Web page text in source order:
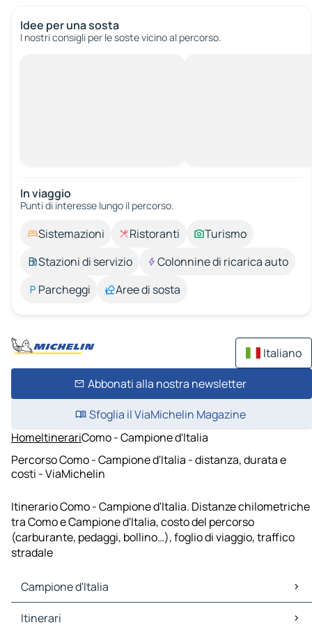
Idee per una sosta
I nostri consigli per le soste vicino al percorso.
In viaggio
Punti di interesse lungo il percorso.
Sistemazioni Ristoranti
Turismo
Stazioni di servizio
Colonnine di ricarica auto
Parcheggi
Aree di sosta
Italiano
Abbonati alla nostra newsletter
Sfoglia il ViaMichelin Magazine
HomeItinerariComo - Campione d'Italia
Percorso Como - Campione d'Italia - distanza, durata e
costi - ViaMichelin
Itinerario Como - Campione d'Italia. Distanze chilometriche
tra Como e Campione d'Italia, costo del percorso
(carburante, pedaggi, bollino…), foglio di viaggio, traffico
stradale
Campione d'Italia
Campione d'Italia Mappe Piantine
Itinerari